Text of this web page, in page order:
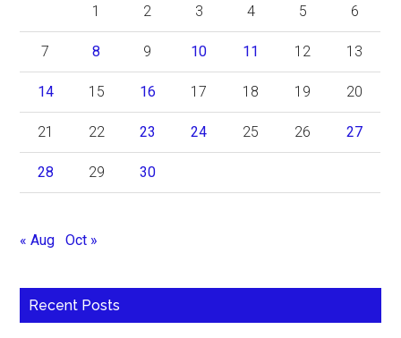
1 2 3 4 5 6
7 8 9 10 11 12 13
14 15 16 17 18 19 20
21 22 23 24 25 26 27
28 29 30
« Aug Oct »
Recent Posts